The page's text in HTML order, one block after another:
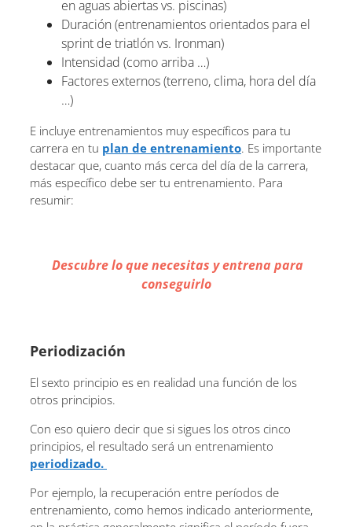
en aguas abiertas vs. piscinas)
Duración (entrenamientos orientados para el
sprint de triatlón vs. Ironman)
Intensidad (como arriba …)
Factores externos (terreno, clima, hora del día
…)
E incluye entrenamientos muy específicos para tu
carrera en tu plan de entrenamiento. Es importante
destacar que, cuanto más cerca del día de la carrera,
más específico debe ser tu entrenamiento. Para
resumir:
Descubre lo que necesitas y entrena para
conseguirlo
Periodización
El sexto principio es en realidad una función de los
otros principios.
Con eso quiero decir que si sigues los otros cinco
principios, el resultado será un entrenamiento
periodizado.
Por ejemplo, la recuperación entre períodos de
entrenamiento, como hemos indicado anteriormente,